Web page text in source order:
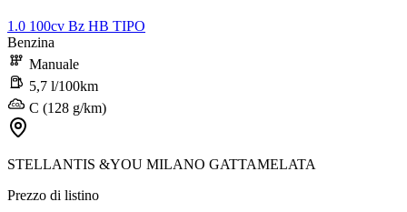
1.0 100cv Bz HB TIPO
Benzina
Manuale
5,7 l/100km
C (128 g/km)
STELLANTIS &YOU MILANO GATTAMELATA
Prezzo di listino